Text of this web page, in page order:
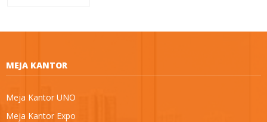
MEJA KANTOR
Meja Kantor UNO
Meja Kantor Expo